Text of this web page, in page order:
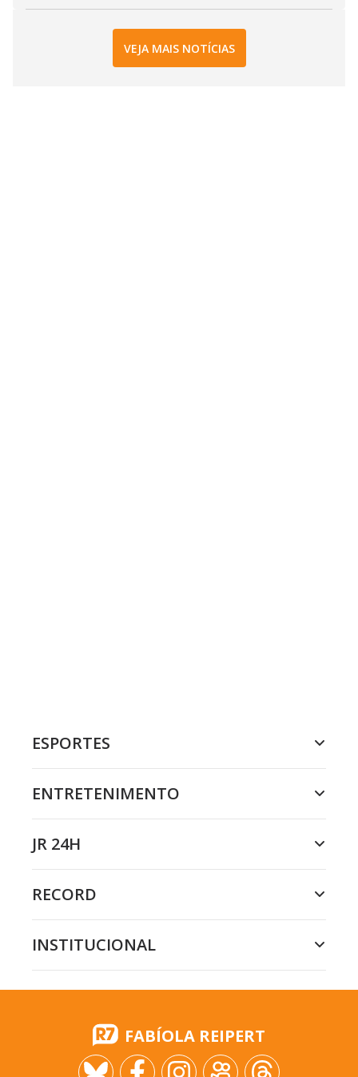
VEJA MAIS NOTÍCIAS
ESPORTES
ENTRETENIMENTO
JR 24H
RECORD
INSTITUCIONAL
FABÍOLA REIPERT